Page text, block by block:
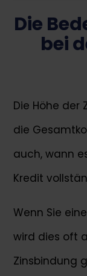
Die
bei
Die Höhe der
die
auch, wann
Kredit
Wenn Sie
wird dies oft
Zinsbindung